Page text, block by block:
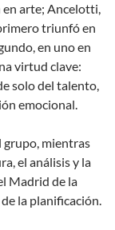
en arte; Ancelotti,
triunfó en
en uno en
virtud clave:
solo del talento,
emocional.
grupo, mientras
el análisis y la
Madrid de la
la planificación.